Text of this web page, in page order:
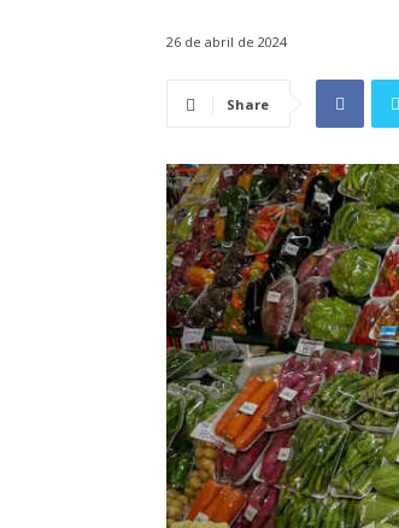
26 de abril de 2024
Share